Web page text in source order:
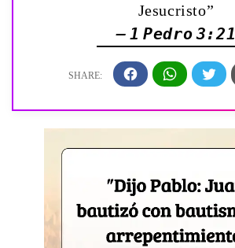
Jesucristo”
— 1 Pedro 3:21